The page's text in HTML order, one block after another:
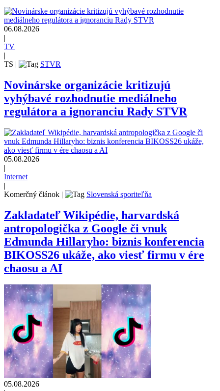
06.08.2026
|
TV
|
TS | STVR
Novinárske organizácie kritizujú
vyhýbavé rozhodnutie mediálneho
regulátora a ignoranciu Rady STVR
05.08.2026
|
Internet
|
Komerčný článok | Slovenská sporiteľňa
Zakladateľ Wikipédie, harvardská
antropologička z Google či vnuk
Edmunda Hillaryho: biznis konferencia
BIKOSS26 ukáže, ako viesť firmu v ére
chaosu a AI
05.08.2026